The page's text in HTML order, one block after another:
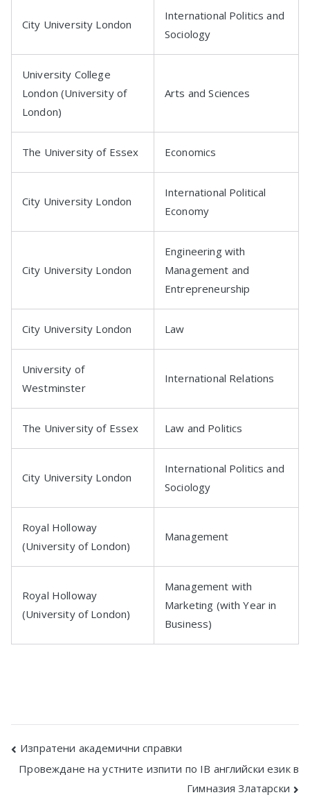
City University London
International Politics and
Sociology
University College
London (University of
London)
Arts and Sciences
The University of Essex Economics
City University London
International Political
Economy
City University London
Engineering with
Management and
Entrepreneurship
City University London Law
University of
Westminster
International Relations
The University of Essex Law and Politics
City University London
International Politics and
Sociology
Royal Holloway
(University of London)
Management
Royal Holloway
(University of London)
Management with
Marketing (with Year in
Business)
Post
navigation
Изпратени академични справки
Провеждане на устните изпити по IB английски език в
Гимназия Златарски